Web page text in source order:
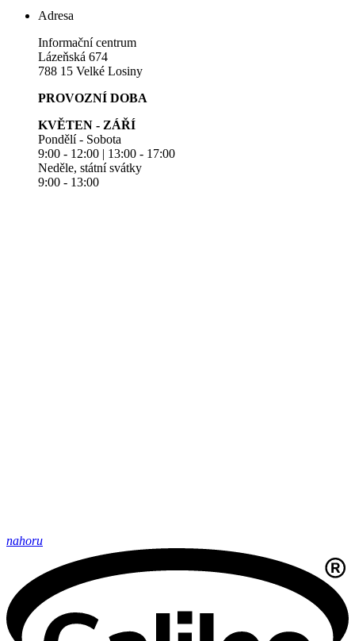
Adresa
Informační centrum
Lázeňská 674
788 15 Velké Losiny
PROVOZNÍ DOBA
KVĚTEN - ZÁŘÍ
Pondělí - Sobota
9:00 - 12:00 | 13:00 - 17:00
Neděle, státní svátky
9:00 - 13:00
nahoru